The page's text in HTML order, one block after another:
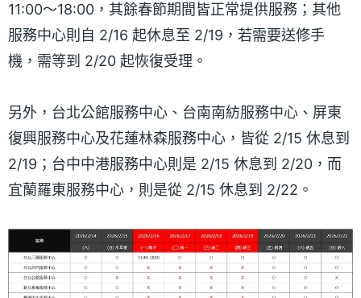
11:00～18:00，其餘春節期間皆正常提供服務；其他
服務中心則自 2/16 起休息至 2/19，若需要送修手
機，需等到 2/20 起恢復受理。
另外，台北公館服務中心、台南南紡服務中心、屏東
復興服務中心及花蓮林森服務中心，皆從 2/15 休息到
2/19；台中中港服務中心則是 2/15 休息到 2/20，而
宜蘭羅東服務中心，則是從 2/15 休息到 2/22。